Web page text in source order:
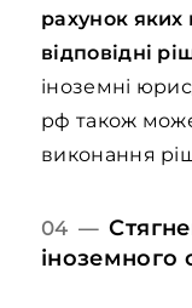
рахунок яких
відповідні
іноземні
рф також
виконання
04 —
іноземного